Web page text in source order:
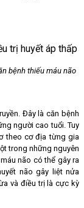
bệnh thiếu máu não
Đây là căn bệnh
người cao tuổi. Tuy
theo cơ địa từng gia
trong những nguyên
não có thể gây ra
não gây liệt nửa
và điều trị là cực kỳ